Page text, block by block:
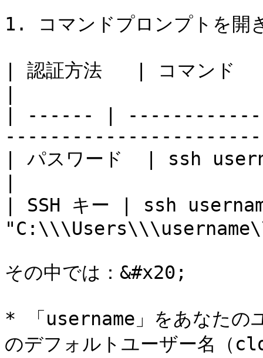
1. コマンドプロンプトを開
| 認証方法   | コマンド
| ------ |
| パスワード  | ssh
| SSH キー | ssh
その中では：&#x20;
* 「username」をあなたの
のデフォルトユーザー名（